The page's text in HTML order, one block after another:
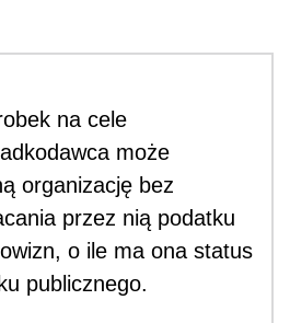
na cele
może
organizację bez
przez nią podatku
o ile ma ona status
publicznego.